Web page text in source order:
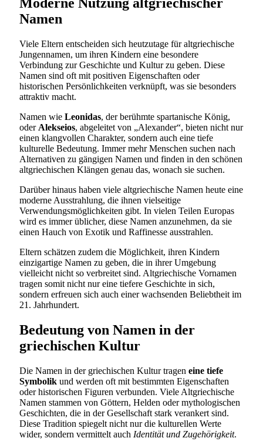
Namen
Viele Eltern entscheiden sich heutzutage für altgriechische
Jungennamen, um ihren Kindern eine besondere
Verbindung zur Geschichte und Kultur zu geben. Diese
Namen sind oft mit positiven Eigenschaften oder
historischen Persönlichkeiten verknüpft, was sie besonders
attraktiv macht.
Namen wie Leonidas, der berühmte spartanische König,
oder Alekseios, abgeleitet von „Alexander“, bieten nicht nur
einen klangvollen Charakter, sondern auch eine tiefe
kulturelle Bedeutung. Immer mehr Menschen suchen nach
Alternativen zu gängigen Namen und finden in den schönen
altgriechischen Klängen genau das, wonach sie suchen.
Darüber hinaus haben viele altgriechische Namen heute eine
moderne Ausstrahlung, die ihnen vielseitige
Verwendungsmöglichkeiten gibt. In vielen Teilen Europas
wird es immer üblicher, diese Namen anzunehmen, da sie
einen Hauch von Exotik und Raffinesse ausstrahlen.
Eltern schätzen zudem die Möglichkeit, ihren Kindern
einzigartige Namen zu geben, die in ihrer Umgebung
vielleicht nicht so verbreitet sind. Altgriechische Vornamen
tragen somit nicht nur eine tiefere Geschichte in sich,
sondern erfreuen sich auch einer wachsenden Beliebtheit im
21. Jahrhundert.
Bedeutung von Namen in der
griechischen Kultur
Die Namen in der griechischen Kultur tragen eine tiefe
Symbolik und werden oft mit bestimmten Eigenschaften
oder historischen Figuren verbunden. Viele Altgriechische
Namen stammen von Göttern, Helden oder mythologischen
Geschichten, die in der Gesellschaft stark verankert sind.
Diese Tradition spiegelt nicht nur die kulturellen Werte
wider, sondern vermittelt auch Identität und Zugehörigkeit.